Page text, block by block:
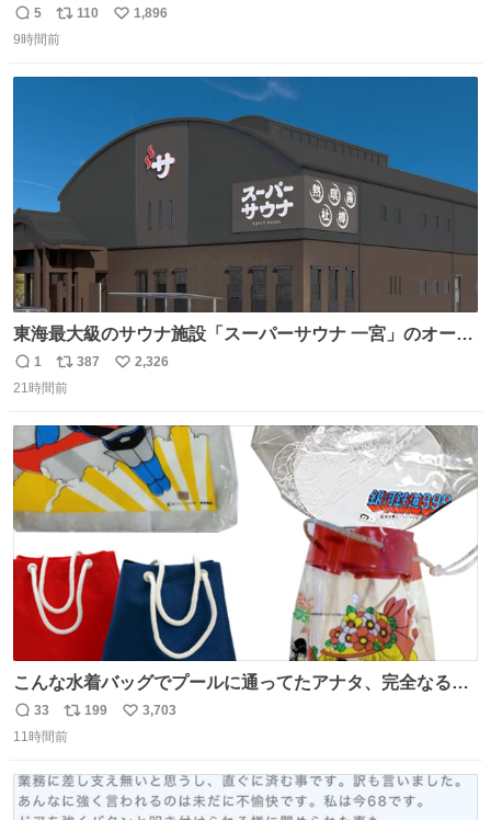
始まり。笑
返
信
5
リ
ポ
110
い
1,896
9時間前
東海最大級のサウナ施設「スーパーサウナ 一宮」のオープ
ン日が2026年9月8日に決定‼️ 5種類の本格サウナや4種類の
⽔⾵呂、約50名が同時に休息できる休憩スペースなど、男
😍😍😍 ⬇️詳細ページ⬇️ supersento.com/chubu/aichi/ic…
返
信
1
リ
ポ
ト
数
387
い
数
2,326
21時間前
こんな水着バッグでプールに通ってたアナタ、完全なる同
世代（笑） #70年代 #80年代 #昭和レトロ
返
信
33
リ
ポ
ト
数
199
い
数
3,703
11時間前